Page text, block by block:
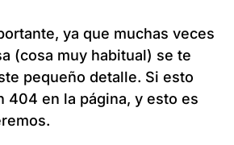
ya que muchas veces
(cosa muy habitual) se te
pequeño detalle. Si esto
404 en la página, y esto es